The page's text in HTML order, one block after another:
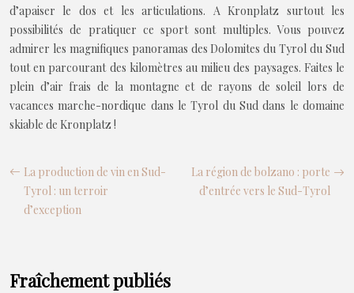
d’apaiser le dos et les articulations. A Kronplatz surtout les
possibilités de pratiquer ce sport sont multiples. Vous pouvez
admirer les magnifiques panoramas des Dolomites du Tyrol du Sud
tout en parcourant des kilomètres au milieu des paysages. Faites le
plein d’air frais de la montagne et de rayons de soleil lors de
vacances marche-nordique dans le Tyrol du Sud dans le domaine
skiable de Kronplatz !
La production de vin en Sud-
Tyrol : un terroir
d’exception
La région de bolzano : porte
d’entrée vers le Sud-Tyrol
Fraîchement publiés